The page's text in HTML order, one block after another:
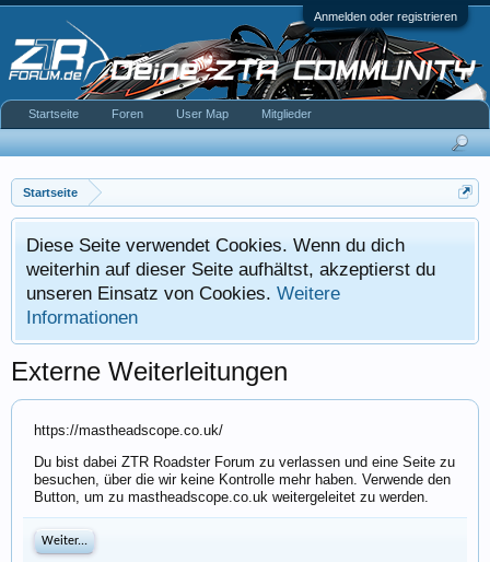
Anmelden oder registrieren
Startseite
Diese Seite verwendet Cookies. Wenn du dich
weiterhin auf dieser Seite aufhältst, akzeptierst du
unseren Einsatz von Cookies. Weitere
Informationen
Externe Weiterleitungen
https://mastheadscope.co.uk/
Du bist dabei ZTR Roadster Forum zu verlassen und eine Seite zu
besuchen, über die wir keine Kontrolle mehr haben. Verwende den
Button, um zu mastheadscope.co.uk weitergeleitet zu werden.
Weiter...
Startseite Foren User Map Mitglieder